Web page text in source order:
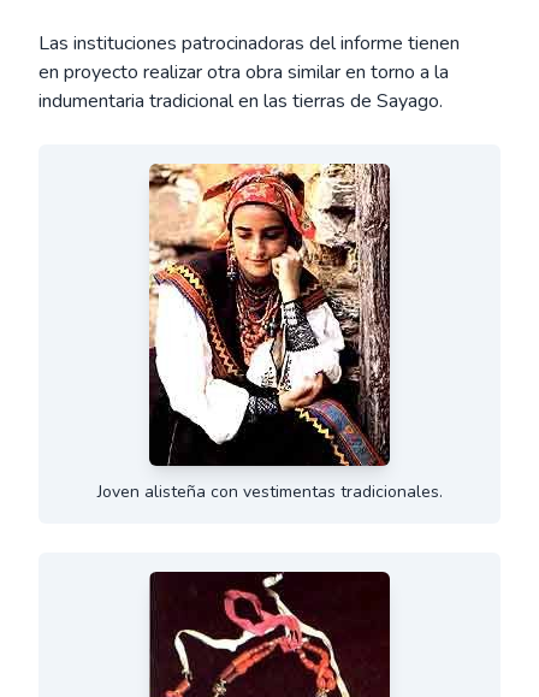
Las instituciones patrocinadoras del informe tienen
en proyecto realizar otra obra similar en torno a la
indumentaria tradicional en las tierras de Sayago.
Joven alisteña con vestimentas tradicionales.